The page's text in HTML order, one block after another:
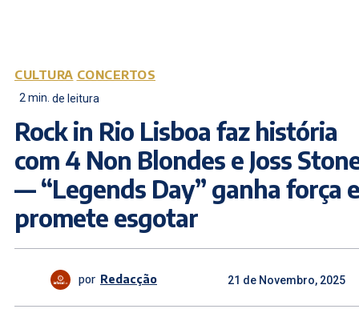
CULTURA CONCERTOS
2min. de leitura
Rock in Rio Lisboa faz história
com 4 Non Blondes e Joss
— “Legends Day” ganha força e
promete esgotar
por Redacção 21 de Novembro, 2025